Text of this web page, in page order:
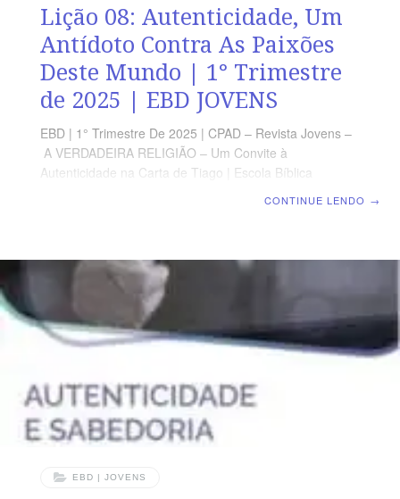
Lição 08: Autenticidade, Um
Antídoto Contra As Paixões
Deste Mundo | 1° Trimestre
de 2025 | EBD JOVENS
EBD | 1° Trimestre De 2025 | CPAD – Revista Jovens –
A VERDADEIRA RELIGIÃO – Um Convite à
Autenticidade na Carta de Tiago | Escola Bíblica
mas, sim, poderosas em Deus, para destruição das
fortalezas.” (2 Co 10.3,4) RESUMO DA LIÇÃO A
amizade com o mundo resulta em inimizade com Deus.
LEITURA SEMANAL SEGUNDA – 1 Jo 2.15 Não ame o
mundoTERÇA – 2 Co
CONTINUE LENDO →
EBD | JOVENS